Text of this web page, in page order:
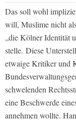
Das soll wohl
will, Muslime nicht
„die Kölner Identität
stelle. Diese
etwaige Kritiker und
schwelenden
eine Beschwerde
annehmen wollte.